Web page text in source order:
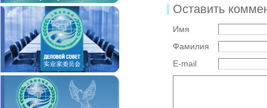
Оставить
Имя
Фамилия
E-mail